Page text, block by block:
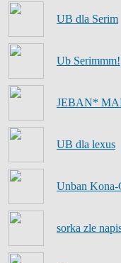
UB dla Serim
Ub Serimmm!
JEBAN*
UB dla lexus
Unban Kona-
sorka zle